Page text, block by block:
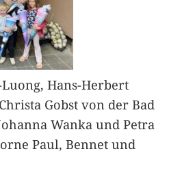
Hans-Herbert
Gobst von der Bad
Wanka und Petra
Paul, Bennet und